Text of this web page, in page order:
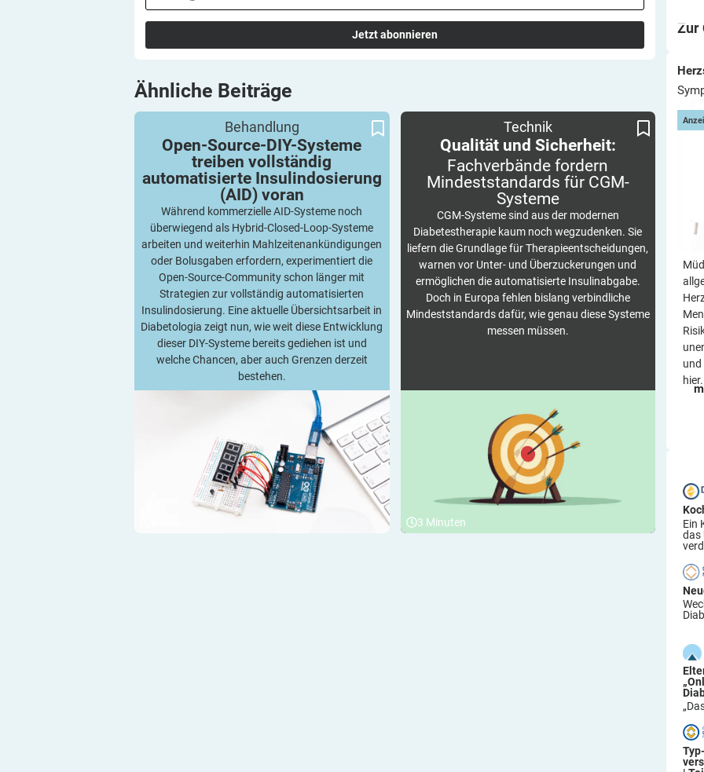
Jetzt abonnieren
Ähnliche Beiträge
automatisierte Insulindosierung (AID) voran
Behandlung
Open-Source-DIY-Systeme
treiben vollständig
automatisierte Insulindosierung
(AID) voran
Während kommerzielle AID-Systeme noch
überwiegend als Hybrid-Closed-Loop-Systeme
arbeiten und weiterhin Mahlzeitenankündigungen
oder Bolusgaben erfordern, experimentiert die
Open-Source-Community schon länger mit
Strategien zur vollständig automatisierten
Insulindosierung. Eine aktuelle Übersichtsarbeit in
Diabetologia zeigt nun, wie weit diese Entwicklung
dieser DIY-Systeme bereits gediehen ist und
welche Chancen, aber auch Grenzen derzeit
bestehen.
CGM-Systeme
Technik
Qualität und Sicherheit:
Fachverbände fordern
Mindeststandards für CGM-
Systeme
CGM-Systeme sind aus der modernen
Diabetestherapie kaum noch wegzudenken. Sie
liefern die Grundlage für Therapieentscheidungen,
warnen vor Unter- und Überzuckerungen und
ermöglichen die automatisierte Insulinabgabe.
Doch in Europa fehlen bislang verbindliche
Mindeststandards dafür, wie genau diese Systeme
messen müssen.
3 Minuten
Zur
und
hier.
Ein
das